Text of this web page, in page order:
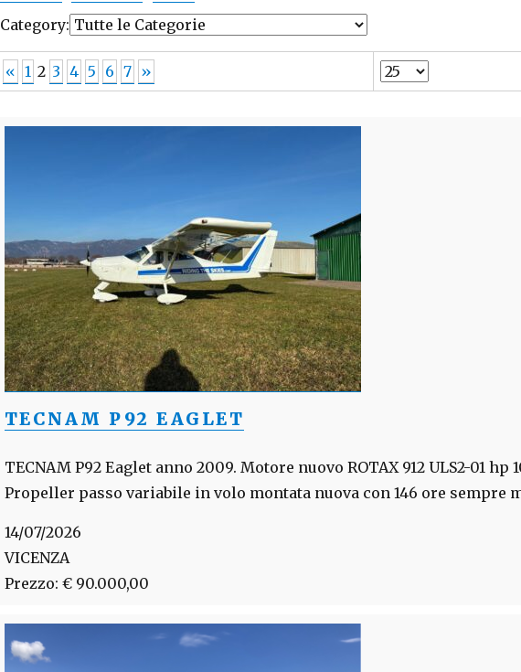
Category:
« 1 2 3 4 5 6 7 »
TECNAM P92 EAGLET
TECNAM P92 Eaglet anno 2009. Motore nuovo ROTAX 912 ULS2-01 hp
Propeller passo variabile in volo montata nuova con 146 ore sempre
14/07/2026
VICENZA
Prezzo: € 90.000,00